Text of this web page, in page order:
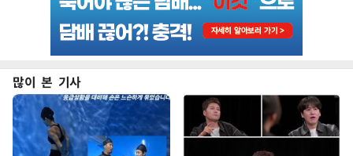
많이 본 기사